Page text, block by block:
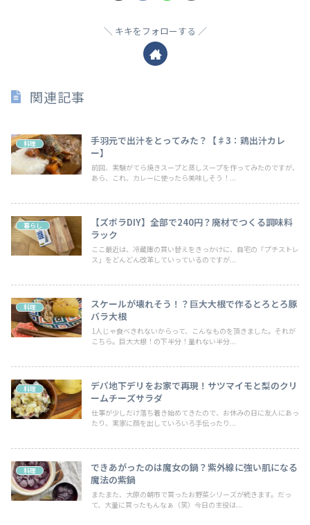
キキをフォローする
関連記事
料理
手羽元で出汁をとってみた？【♯3：鶏出汁カレ
ー】
前回、実験がてら焼きスープと蒸しスープを作ってみたのですが、
あら、これ、カレーに使ったら美味しそう！...
暮らし
【ズボラDIY】全部で240円？廃材でつくる調味料
ラック
ここ最近は、冷蔵庫の買い替えをきっかけに、自宅の「プチストレ
ス」をどんどん改革していっているのですが...
料理
スケールが壊れそう！？巨大大根で作るとろとろ豚
バラ大根
1人じゃ食べきれないからって、こんなものを頂きました。それが
こちら。巨大大根！の下半分！量れない半分...
料理
デパ地下デリをお家で再現！サツマイモと梨のクリ
ームチーズサラダ
仕事が少しだけ落ち着き始めてきたので、お休みの日に友人にあっ
たり、実家に顔を出していろいろ手伝ったり...
料理
できあがったのは魔女の鍋？紫外線に強い肌になる
魔法の紫鍋
またまた、大原の朝市で買ったお野菜シリーズが続きます。だっ
て、大量に買ったもんなぁ（笑）今日の主役は...